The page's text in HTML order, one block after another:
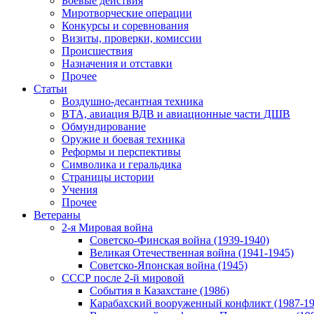
Миротворческие операции
Конкурсы и соревнования
Визиты, проверки, комиссии
Происшествия
Назначения и отставки
Прочее
Статьи
Воздушно-десантная техника
ВТА, авиация ВДВ и авиационные части ДШВ
Обмундирование
Оружие и боевая техника
Реформы и перспективы
Символика и геральдика
Страницы истории
Учения
Прочее
Ветераны
2-я Мировая война
Советско-Финская война (1939-1940)
Великая Отечественная война (1941-1945)
Советско-Японская война (1945)
СССР после 2-й мировой
События в Казахстане (1986)
Карабахский вооруженный конфликт (1987-